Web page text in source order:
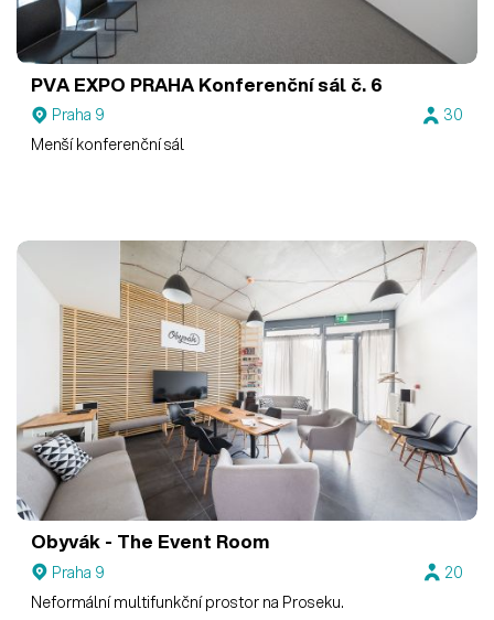
PVA EXPO PRAHA Konferenční sál č. 6
Praha 9
30
Menší konferenční sál
Obyvák - The Event Room
Praha 9
20
Neformální multifunkční prostor na Proseku.